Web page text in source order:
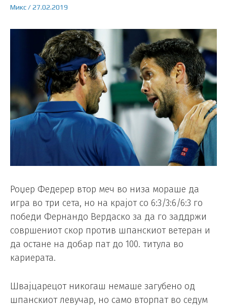
Микс/27.02.2019
Роџер Федерер втор меч во низа мораше да
игра во три сета, но на крајот со 6:3/3:6/6:3 го
победи Фернандо Вердаско за да го заддржи
совршениот скор против шпанскиот ветеран и
да остане на добар пат до 100. титула во
кариерата.
Швајцарецот никогаш немаше загубено од
шпанскиот левучар, но само вторпат во седум